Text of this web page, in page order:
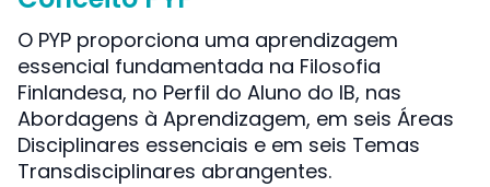
O PYP proporciona uma aprendizagem
essencial fundamentada na Filosofia
Finlandesa, no Perfil do Aluno do IB, nas
Abordagens à Aprendizagem, em seis Áreas
Disciplinares essenciais e em seis Temas
Transdisciplinares abrangentes.